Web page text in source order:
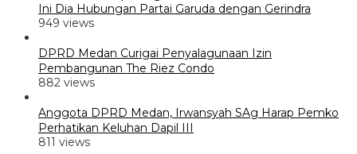
Ini Dia Hubungan Partai Garuda dengan Gerindra
949 views
DPRD Medan Curigai Penyalagunaan Izin
Pembangunan The Riez Condo
882 views
Anggota DPRD Medan, Irwansyah SAg Harap Pemko
Perhatikan Keluhan Dapil III
811 views